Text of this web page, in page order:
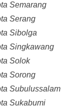
Semarang
Serang
Sibolga
Singkawang
Solok
Sorong
Subulussalam
Sukabumi